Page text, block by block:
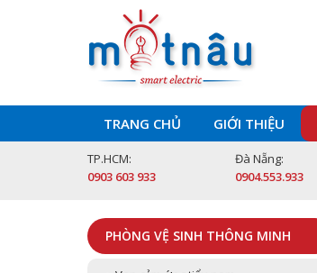
TRANG CHỦ GIỚI THIỆU
TP.HCM:
0903 603 933
Đà Nẵng:
0904.553.933
PHÒNG VỆ SINH THÔNG MINH